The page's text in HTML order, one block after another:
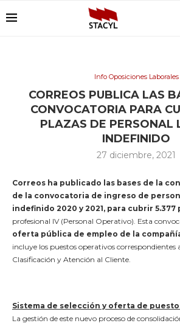
Info Oposiciones Laborales
CORREOS PUBLICA LAS
CONVOCATORIA PARA
PLAZAS DE PERSONAL
INDEFINIDO
27 diciembre, 2021
Correos ha publicado las bases de la
de la convocatoria de ingreso de
indefinido 2020 y 2021, para cubrir 5.377
profesional IV (Personal Operativo). Esta
oferta pública de empleo de la
incluye los puestos operativos correspondientes
Clasificación y Atención al Cliente.
Sistema de selección y oferta de
La gestión de este nuevo proceso de